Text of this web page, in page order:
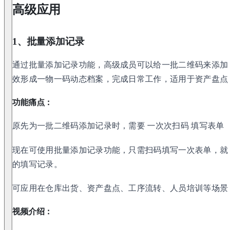
高级应用
1、批量添加记录
通过批量添加记录功能，高级成员可以给一批二维码来添
效形成一物一码动态档案，完成日常工作，适用于资产盘
功能痛点：
原先为一批二维码添加记录时，需要 一次次扫码 填写表单
现在可使用批量添加记录功能，只需扫码填写一次表单，
的填写记录。
可应用在仓库出货、资产盘点、工序流转、人员培训等场
视频介绍：